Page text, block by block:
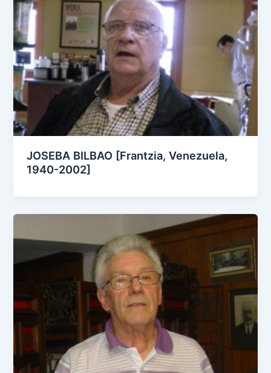
JOSEBA BILBAO [Frantzia, Venezuela,
1940-2002]